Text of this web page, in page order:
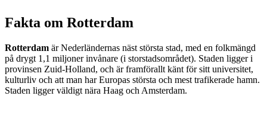
Fakta om Rotterdam
Rotterdam är Nederländernas näst största stad, med en folkmängd
på drygt 1,1 miljoner invånare (i storstadsområdet). Staden ligger i
provinsen Zuid-Holland, och är framförallt känt för sitt universitet,
kulturliv och att man har Europas största och mest trafikerade hamn.
Staden ligger väldigt nära Haag och Amsterdam.